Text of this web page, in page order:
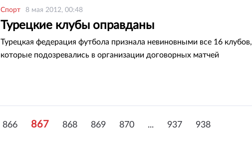
Спорт 8 мая 2012, 00:48
Турецкие клубы оправданы
Турецкая федерация футбола признала невиновными все 16 клубов,
которые подозревались в организации договорных матчей
866 867 868 869 870 ... 937 938